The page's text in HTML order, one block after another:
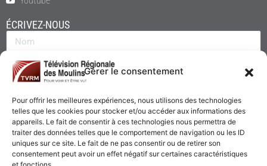
Gérer le consentement
Pour offrir les meilleures expériences, nous utilisons des technologies
telles que les cookies pour stocker et/ou accéder aux informations des
appareils. Le fait de consentir à ces technologies nous permettra de
traiter des données telles que le comportement de navigation ou les ID
uniques sur ce site. Le fait de ne pas consentir ou de retirer son
consentement peut avoir un effet négatif sur certaines caractéristiques
ÉCRIVEZ-NOUS